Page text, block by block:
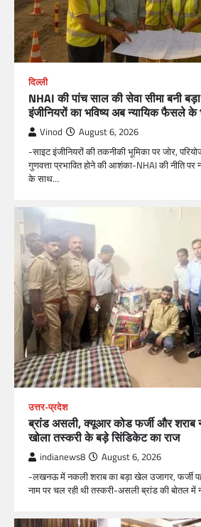
दिल्ली
NHAI की पांच साल की सेवा सीमा बनी
इंजीनियरों का भविष्य अब न्यायिक फैसले के
Vinod August 6, 2026
-साइट इंजीनियरों की तकनीकी भूमिका पर जोर,
गुणवत्ता प्रभावित होने की आशंका-NHAI की नीति पर
के साथ…
उत्तर-प्रदेश
ब्रांड असली, क्यूआर कोड फर्जी और
खोला तस्करी के बड़े सिंडिकेट का राज
indianews8 August 6, 2026
-लखनऊ में नकली शराब का बड़ा खेल उजागर, फर्जी
नाम पर चल रही थी तस्करी-असली ब्रांड की बोतल